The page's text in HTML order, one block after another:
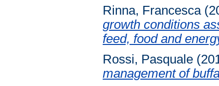
Rinna, Francesca
growth conditions
feed, food and
Rossi, Pasquale
management of